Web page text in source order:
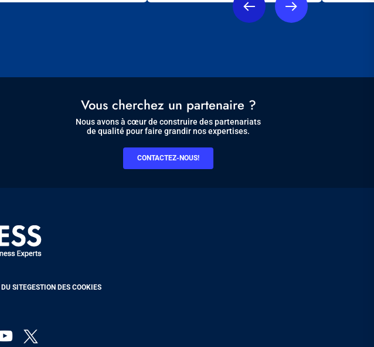
Vous cherchez un partenaire ?
Nous avons à cœur de construire des partenariats
de qualité pour faire grandir nos expertises.
CONTACTEZ-NOUS!
SITEGESTION DES COOKIES